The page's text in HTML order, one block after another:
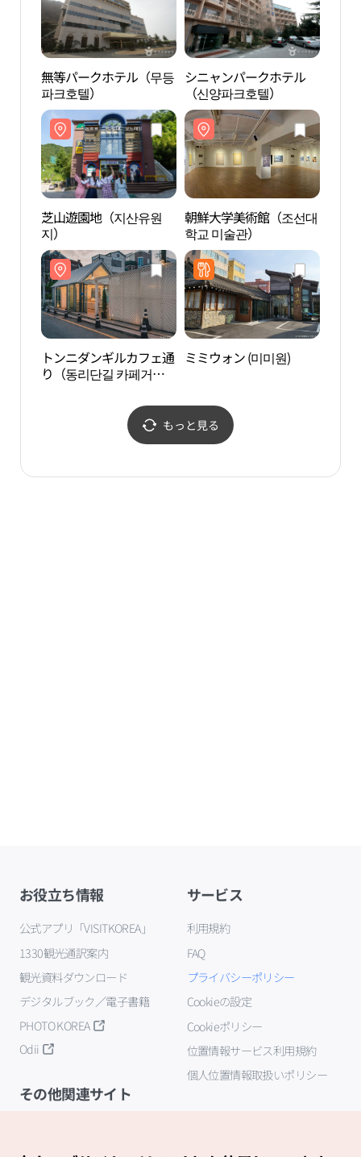
無等パークホテル（무등
파크호텔）
シニャンパークホテル
（신양파크호텔）
芝山遊園地（지산유원
지）
朝鮮大学美術館（조선대
학교 미술관）
トンニダンギルカフェ通
り（동리단길 카페거
ミミウォン (미미원)
もっと見る
お役立ち情報
公式アプリ「VISITKOREA」
1330観光通訳案内
観光資料ダウンロード
デジタルブック／電子書籍
PHOTO KOREA
Odii
サービス
利用規約
FAQ
プライバシーポリシー
Cookieの設定
Cookieポリシー
位置情報サービス利用規約
個人位置情報取扱いポリシー
その他関連サイト